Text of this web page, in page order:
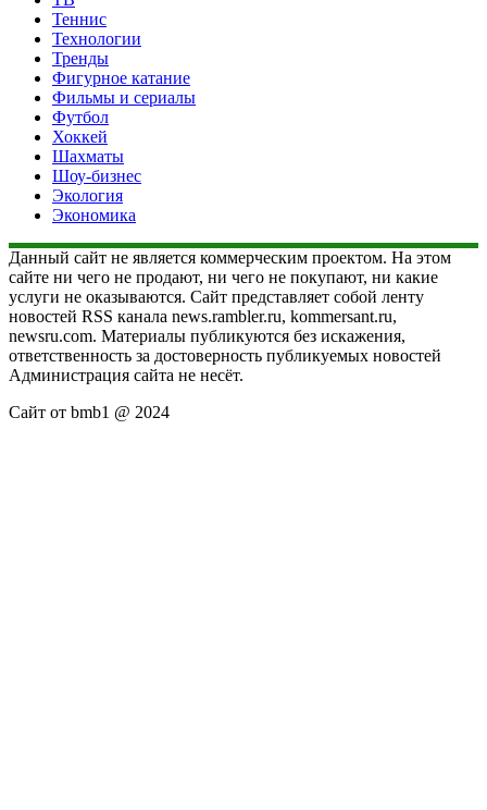
Теннис
Технологии
Тренды
Фигурное катание
Фильмы и сериалы
Футбол
Хоккей
Шахматы
Шоу-бизнес
Экология
Экономика
Данный сайт не является коммерческим проектом. На этом
сайте ни чего не продают, ни чего не покупают, ни какие
услуги не оказываются. Сайт представляет собой ленту
новостей RSS канала news.rambler.ru, kommersant.ru,
newsru.com. Материалы публикуются без искажения,
ответственность за достоверность публикуемых новостей
Администрация сайта не несёт.
Сайт от bmb1 @ 2024